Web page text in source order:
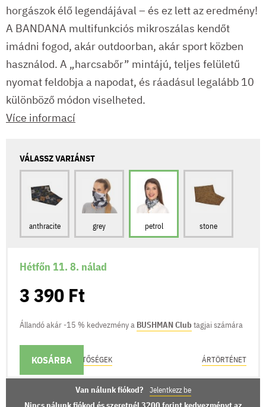
horgászok élő legendájával – és ez lett az eredmény!
A BANDANA multifunkciós mikroszálas kendőt
imádni fogod, akár outdoorban, akár sport közben
használod. A „harcsabőr” mintájú, teljes felületű
nyomat feldobja a napodat, és ráadásul legalább 10
különböző módon viselheted.
Více informací
VÁLASSZ VARIÁNST
anthracite grey petrol stone
Hétfőn 11. 8. nálad
3 390 Ft
Állandó akár -15 % kedvezmény a BUSHMAN Clubtagjai számára
KOSÁRBA
KÉZBESÍTÉSI LEHETŐSÉGEK ÁRTÖRTÉNET
Van nálunk fiókod? Jelentkezz be